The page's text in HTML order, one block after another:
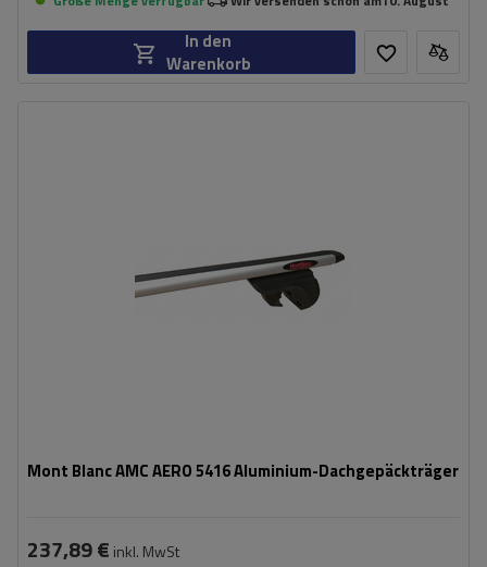
In den
Warenkorb
Mont Blanc AMC AERO 5416 Aluminium-Dachgepäckträger
237,89 € inkl. MwSt